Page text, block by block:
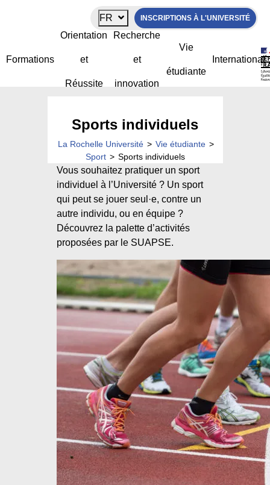
FR INSCRIPTIONS À L'UNIVERSITÉ
Formations
Orientation
et
Réussite
Recherche
et
innovation
Vie
étudiante
International
Sports individuels
La Rochelle Université > Vie étudiante >
Sport > Sports individuels
Vous souhaitez pratiquer un sport
individuel à l’Université ? Un sport
qui peut se jouer seul·e, contre un
autre individu, ou en équipe ?
Découvrez la palette d’activités
proposées par le SUAPSE.
Panneau de gestion des cookies